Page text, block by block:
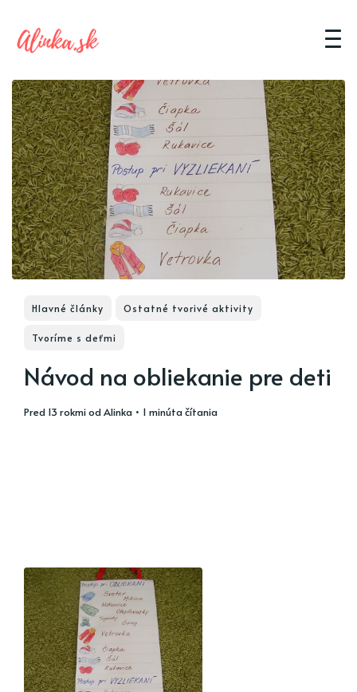
Hlavné články Ostatné tvorivé aktivity
Tvoríme s deťmi
Návod na obliekanie pre deti
pred 13 rokmiodAlinka • 1 minúta čítania